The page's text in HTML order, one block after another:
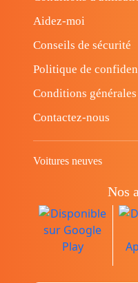
Aidez-moi
Conseils de sécurité
Politique de
Conditions
Contactez-nous
Voitures neuves
Nos